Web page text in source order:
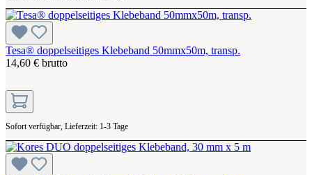
Tesa® doppelseitiges Klebeband 50mmx50m, transp.
14,60 € brutto
Sofort verfügbar, Lieferzeit: 1-3 Tage